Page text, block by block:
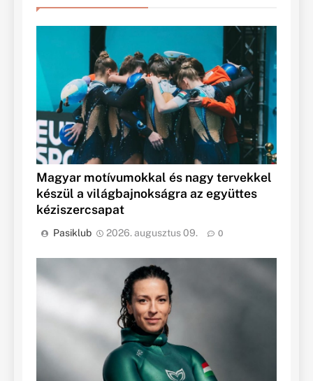
Magyar motívumokkal és nagy tervekkel
készül a világbajnokságra az együttes
kéziszercsapat
Pasiklub 2026. augusztus 09. 0